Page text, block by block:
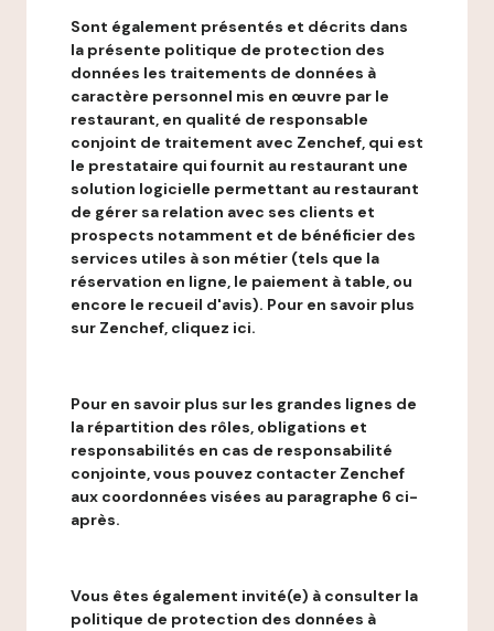
Sont également présentés et décrits dans
la présente politique de protection des
données les traitements de données à
caractère personnel mis en œuvre par le
restaurant, en qualité de responsable
conjoint de traitement avec Zenchef, qui est
le prestataire qui fournit au restaurant une
solution logicielle permettant au restaurant
de gérer sa relation avec ses clients et
prospects notamment et de bénéficier des
services utiles à son métier (tels que la
réservation en ligne, le paiement à table, ou
encore le recueil d'avis). Pour en savoir plus
sur Zenchef, cliquez ici.
Pour en savoir plus sur les grandes lignes de
la répartition des rôles, obligations et
responsabilités en cas de responsabilité
conjointe, vous pouvez contacter Zenchef
aux coordonnées visées au paragraphe 6 ci-
après.
Vous êtes également invité(e) à consulter la
politique de protection des données à